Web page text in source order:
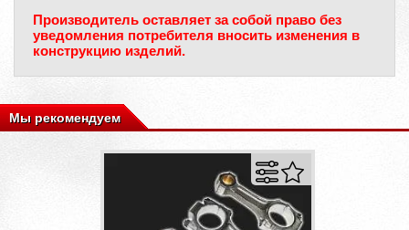
Производитель оставляет за собой право без
уведомления потребителя вносить изменения в
конструкцию изделий.
Мы рекомендуем